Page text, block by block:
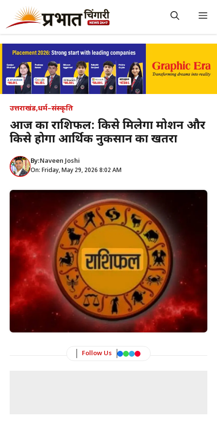
content
उत्तराखंड,धर्म–संस्कृति
आज का राशिफल: किसे मिलेगा प्रमोशन और
किसे होगा आर्थिक नुकसान का खतरा
By:Naveen Joshi
On: Friday, May 29, 2026 8:02 AM
Follow Us